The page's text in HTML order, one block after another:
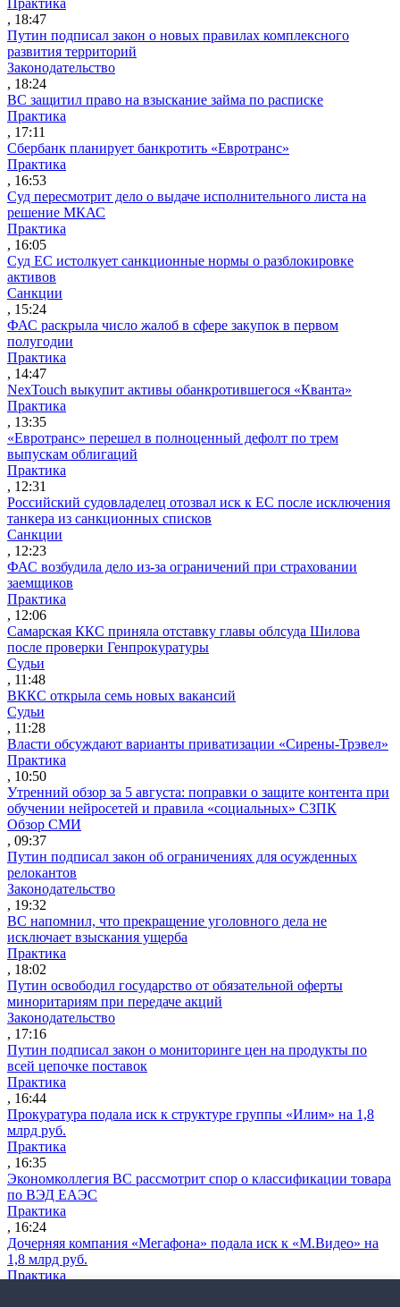
, 18:47
Путин подписал закон о новых правилах комплексного
развития территорий
Законодательство
, 18:24
ВС защитил право на взыскание займа по расписке
Практика
, 17:11
Сбербанк планирует банкротить «Евротранс»
Практика
, 16:53
Суд пересмотрит дело о выдаче исполнительного листа на
решение МКАС
Практика
, 16:05
Суд ЕС истолкует санкционные нормы о разблокировке
активов
Санкции
, 15:24
ФАС раскрыла число жалоб в сфере закупок в первом
полугодии
Практика
, 14:47
NexTouch выкупит активы обанкротившегося «Кванта»
Практика
, 13:35
«Евротранс» перешел в полноценный дефолт по трем
выпускам облигаций
Практика
, 12:31
Российский судовладелец отозвал иск к ЕС после исключения
танкера из санкционных списков
Санкции
, 12:23
ФАС возбудила дело из-за ограничений при страховании
заемщиков
Практика
, 12:06
Самарская ККС приняла отставку главы облсуда Шилова
после проверки Генпрокуратуры
Судьи
, 11:48
ВККС открыла семь новых вакансий
Судьи
, 11:28
Власти обсуждают варианты приватизации «Сирены-Трэвел»
Практика
, 10:50
Утренний обзор за 5 августа: поправки о защите контента при
обучении нейросетей и правила «социальных» СЗПК
Обзор СМИ
, 09:37
Путин подписал закон об ограничениях для осужденных
релокантов
Законодательство
, 19:32
ВС напомнил, что прекращение уголовного дела не
исключает взыскания ущерба
Практика
, 18:02
Путин освободил государство от обязательной оферты
миноритариям при передаче акций
Законодательство
, 17:16
Путин подписал закон о мониторинге цен на продукты по
всей цепочке поставок
Практика
, 16:44
Прокуратура подала иск к структуре группы «Илим» на 1,8
млрд руб.
Практика
, 16:35
Экономколлегия ВС рассмотрит спор о классификации товара
по ВЭД ЕАЭС
Практика
, 16:24
Дочерняя компания «Мегафона» подала иск к «М.Видео» на
1,8 млрд руб.
Практика